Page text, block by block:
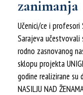
zanimanja
Učenici/ce i
Sarajeva
rodno zasnovanog
sklopu projekta
godine realizirane
NASILJU NAD